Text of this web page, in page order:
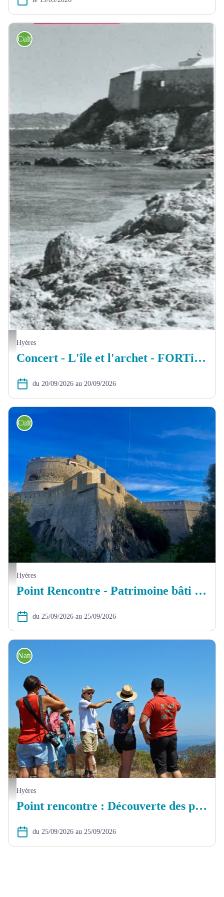
L'île et l'archet - FORTissimo 2026_Hyères - @FORTissimo
Culture
Hyères
Concert - L'île et l'archet - FORTissimo 2026
du 20/09/2026 au 20/09/2026
Point Rencontre - Patrimoine bâti historique_Hyères - ROBERT N.
Culture
Hyères
Point Rencontre - Patrimoine bâti historique
du 25/09/2026 au 25/09/2026
Point lecture de paysage - Myriam Berges
Nature et détente
Hyères
Point rencontre : Découverte des paysages insulaires
du 25/09/2026 au 25/09/2026